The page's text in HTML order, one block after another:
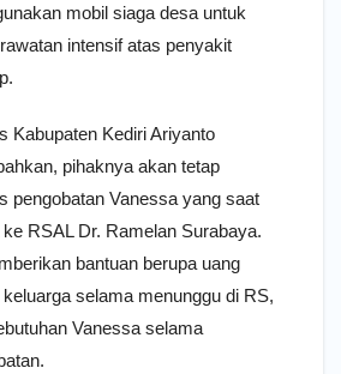
mobil siaga desa untuk
intensif atas penyakit
Kabupaten Kediri Ariyanto
pihaknya akan tetap
pengobatan Vanessa yang saat
RSAL Dr. Ramelan Surabaya.
bantuan berupa uang
selama menunggu di RS,
Vanessa selama